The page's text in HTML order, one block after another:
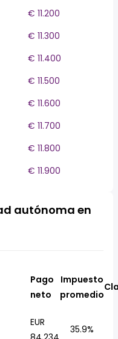
€ 11.200
€ 11.300
€ 11.400
€ 11.500
€ 11.600
€ 11.700
€ 11.800
€ 11.900
autónoma en
Pago
neto
Impuesto
promedio
EUR
35.9%